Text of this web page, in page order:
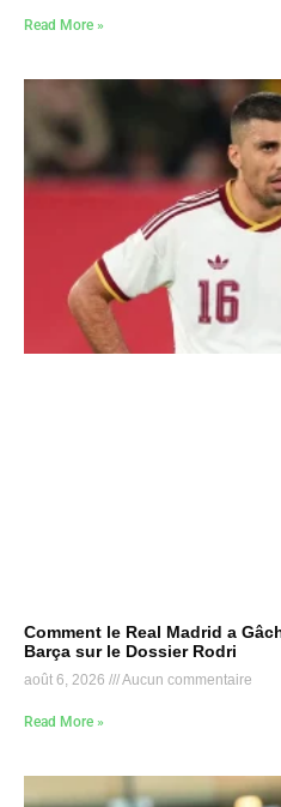
Read More »
Comment le Real Madrid a
Barça sur le Dossier Rodri
août 6, 2026 Aucun commentaire
Read More »